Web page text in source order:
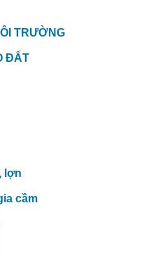
HÔI TRANG TRẠI
LONG AN
TRƯỜNG
ĐẤT
lợn
cầm